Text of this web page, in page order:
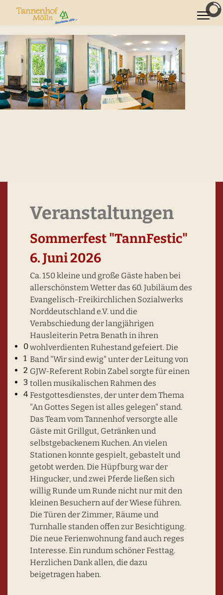
Haus Lübeck - Gruppen-/Tagungsraum
0
1
2
3
4
Veranstaltungen
Sommerfest "TannFestic"
6. Juni 2026
Ca. 150 kleine und große Gäste haben bei
allerschönstem Wetter das 60. Jubiläum des
Evangelisch-Freikirchlichen Sozialwerks
Norddeutschland e.V. und die
Verabschiedung der langjährigen
Hausleiterin Petra Benath in ihren
wohlverdienten Ruhestand gefeiert. Die
Band "Wir sind ewig" unter der Leitung von
GJW-Referent Robin Zabel sorgte für einen
tollen musikalischen Rahmen des
Festgottesdienstes, der unter dem Thema
"An Gottes Segen ist alles gelegen" stand.
Das Team vom Tannenhof versorgte alle
Gäste mit Grillgut, Getränken und
selbstgebackenem Kuchen. An vielen
Stationen konnte gespielt, gebastelt und
getobt werden. Die Hüpfburg war der
Hingucker, und zwei Pferde ließen sich
willig Runde um Runde nicht nur mit den
kleinen Besuchern auf der Wiese führen.
Die Türen der Zimmer, Räume und
Turnhalle standen offen zur Besichtigung.
Die neue Ferienwohnung fand auch reges
Interesse. Ein rundum schöner Festtag.
Herzlichen Dank allen, die dazu
beigetragen haben.